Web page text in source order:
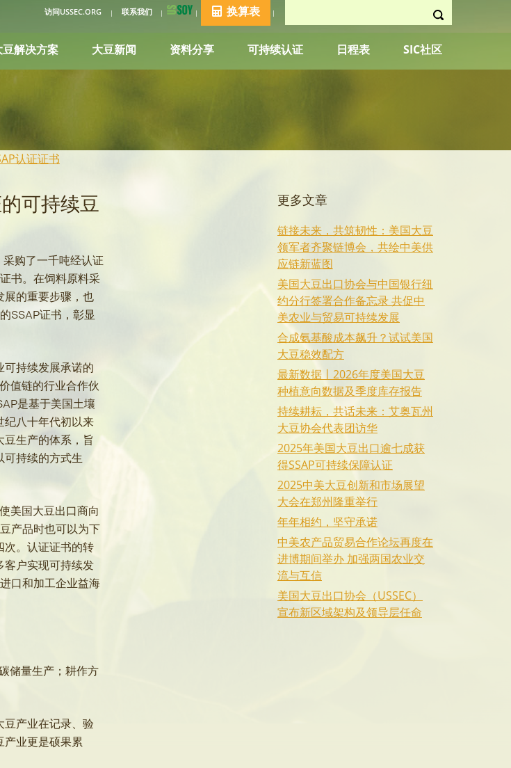
访问USSEC.ORG 联系我们 换算表
豆解决方案 大豆新闻 资料分享 可持续认证 日程表 SIC社区
认证证书
可持续豆
购了一千吨经认证
书。在饲料原料采
展的重要步骤，也
SSAP证书，彰显
可持续发展承诺的
值链的行业合作伙
是基于美国土壤
纪八十年代初以来
生产的体系，旨
可持续的方式生
美国大豆出口商向
产品时也可以为下
次。认证证书的转
客户实现可持续发
口和加工企业益海
储量生产；耕作方
豆产业在记录、验
产业更是硕果累
更多文章
链接未来，共筑韧性：美国大豆
领军者齐聚链博会，共绘中美供
应链新蓝图
美国大豆出口协会与中国银行纽
约分行签署合作备忘录 共促中
美农业与贸易可持续发展
合成氨基酸成本飙升？试试美国
大豆稳效配方
最新数据丨2026年度美国大豆
种植意向数据及季度库存报告
持续耕耘，共话未来：艾奥瓦州
大豆协会代表团访华
2025年美国大豆出口逾七成获
得SSAP可持续保障认证
2025中美大豆创新和市场展望
大会在郑州隆重举行
年年相约，坚守承诺
中美农产品贸易合作论坛再度在
进博期间举办 加强两国农业交
流与互信
美国大豆出口协会（USSEC）
宣布新区域架构及领导层任命